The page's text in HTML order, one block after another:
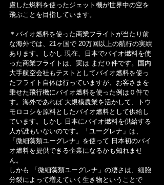
慮した燃料を使ったジェット機が世界中の空を
飛ぶことを目指しています。
＊バイオ燃料を使った商業フライトが当たり前
な海外では、21ヶ国で 20万回以上の航行の実績
あります。しかし 現在、日本でバイオ燃料を使
った商業フライトは、実は まだ０件です。国内
大手航空会社もテストとしてバイオ燃料を使っ
たフライト自体は行っていますが、お客さまを
乗せた飛行機にバイオ燃料を使った例は０件で
す。海外であれば 大規模農業を活かして、トウ
モロコシを原料としたバイオ燃料として供給し
ています。しかし 日本にバイオ燃料を供給する
人が誰もいないのです。「ユーグレナ」は、
「微細藻類ユーグレナ」を使って 日本初のバイ
オ燃料を提供できる企業になるかも知れませ
ん。
しかも 「微細藻類ユーグレナ」の凄さは、細胞
分裂によって増えていく生き物ということで